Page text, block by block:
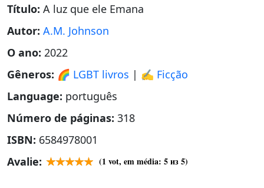
Título: A luz que ele Emana
Autor: A.M. Johnson
O ano: 2022
Gêneros: 🌈 LGBT livros | ✍️ Ficção
Language: português
Número de páginas: 318
ISBN: 6584978001
Avalie:
(1 vot, em média: 5из 5)